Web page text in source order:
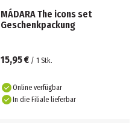
MÁDARA The icons set
Geschenkpackung
15,95 € / 1 Stk.
Online verfügbar
In die Filiale lieferbar